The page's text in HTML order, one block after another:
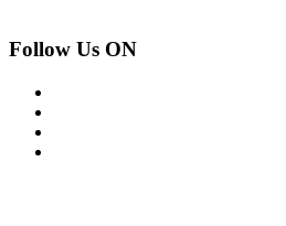
Follow Us ON